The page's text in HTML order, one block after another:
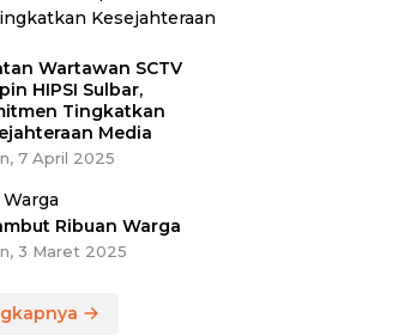
Wartawan SCTV
HIPSI Sulbar,
Tingkatkan
Media
7 April 2025
Ribuan Warga
3 Maret 2025